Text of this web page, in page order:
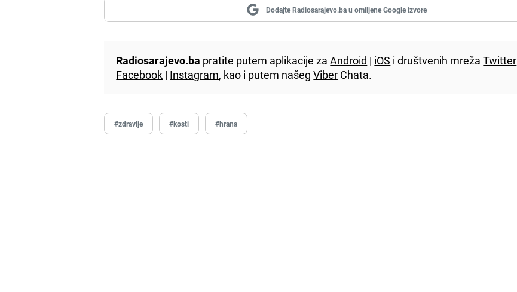
Dodajte Radiosarajevo.ba u omiljene Google izvore
Radiosarajevo.ba pratite putem aplikacije zaAndroid | iOS i društvenih mrežaTwitter
Facebook | Instagram, kao i putem našegViber Chata.
#zdravlje #kosti #hrana